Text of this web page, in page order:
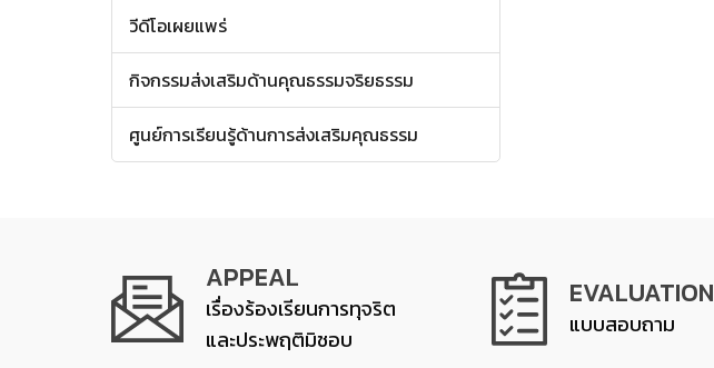
วีดีโอเผยแพร่
กิจกรรมส่งเสริมด้านคุณธรรมจริยธรรม
ศูนย์การเรียนรู้ด้านการส่งเสริมคุณธรรม
APPEAL
เรื่องร้องเรียนการทุจริต
และประพฤติมิชอบ
EVALUATION
แบบสอบถาม